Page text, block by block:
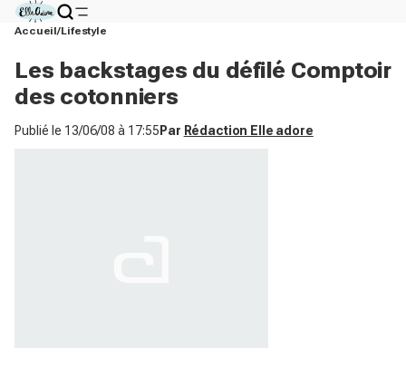
Accueil Lifestyle
Les backstages du défilé Comptoir
des cotonniers
Publié le 13/06/08 à 17:55 Par Rédaction Elle adore